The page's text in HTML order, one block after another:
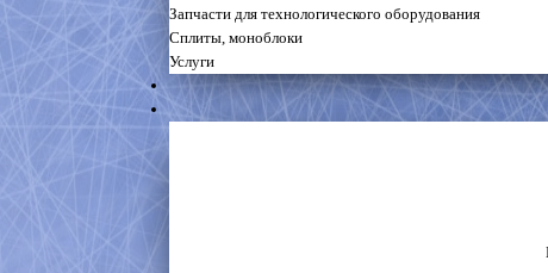
Запчасти для технологического оборудования
Сплиты, моноблоки
Услуги